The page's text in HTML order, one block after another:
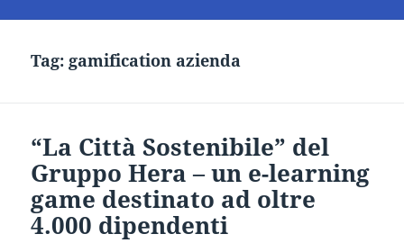
Tag: gamification azienda
“La Città Sostenibile” del
Gruppo Hera – un e-learning
game destinato ad oltre
4.000 dipendenti